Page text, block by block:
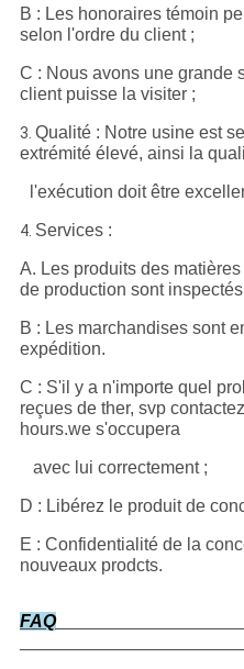
B : Les honoraires témoin
selon l'ordre du client ;
C : Nous avons une grande
client puisse la visiter ;
3. Qualité : Notre usine est
extrémité élevé, ainsi la
l'exécution doit être
4. Services :
A. Les produits des
de production sont
B : Les marchandises sont
expédition.
C : S'il y a n'importe quel
reçues de ther, svp
hours.we s'occupera
avec lui correctement ;
D : Libérez le produit de
E : Confidentialité de la
nouveaux prodcts.
FAQ